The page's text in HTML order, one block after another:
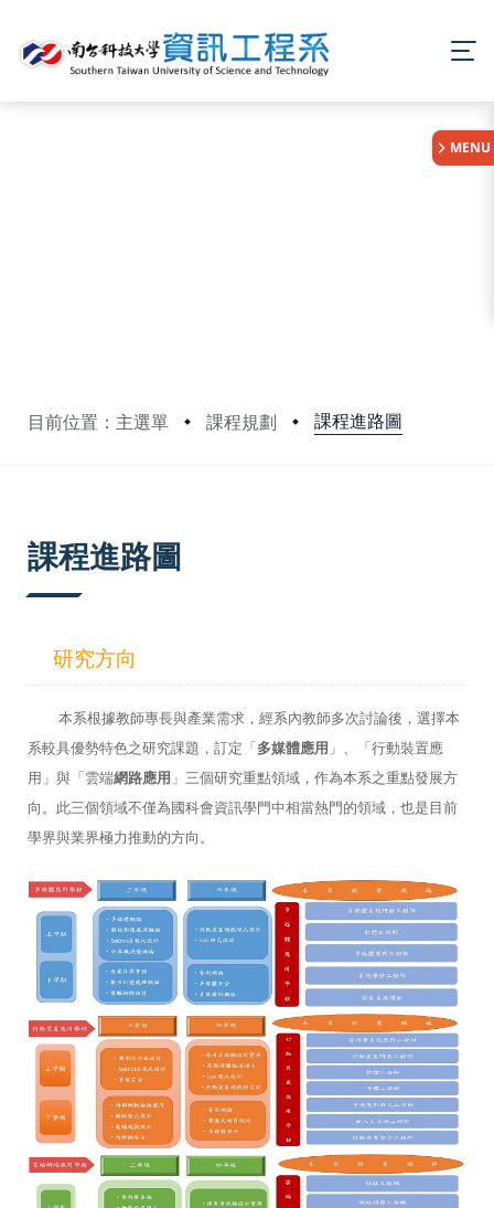
目前位置：主選單 課程規劃 課程進路圖
MENU
課程進路圖
研究方向
本系根據教師專長與產業需求，經系內教師多次討論後，選擇本
系較具優勢特色之研究課題，訂定「 多媒體應用 」、「行動裝置應
用 」與「雲端網路應用 」三個研究重點領域，作為本系之重點發展方
向。此三個領域不僅為國科會資訊學門中相當熱門的領域，也是目前
學界與業界極力推動的方向。